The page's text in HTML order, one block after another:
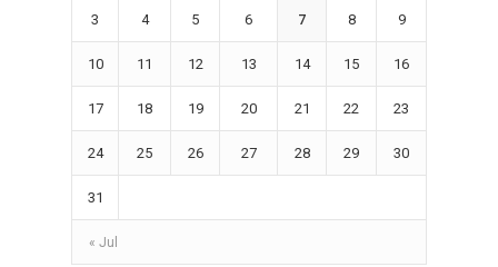
« Jul
3 4 5 6 7 8 9
10 11 12 13 14 15 16
17 18 19 20 21 22 23
24 25 26 27 28 29 30
31